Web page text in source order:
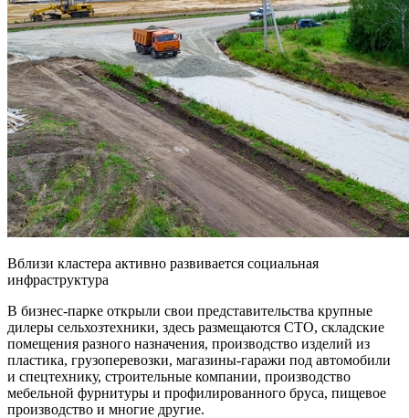
Вблизи кластера активно развивается социальная
инфраструктура
В бизнес-парке открыли свои представительства крупные
дилеры сельхозтехники, здесь размещаются СТО, складские
помещения разного назначения, производство изделий из
пластика, грузоперевозки, магазины-гаражи под автомобили
и спецтехнику, строительные компании, производство
мебельной фурнитуры и профилированного бруса, пищевое
производство и многие другие.